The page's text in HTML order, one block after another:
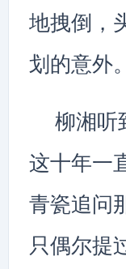
地拽倒，
划的意外。
柳湘听
这十年一
青瓷追问
只偶尔提